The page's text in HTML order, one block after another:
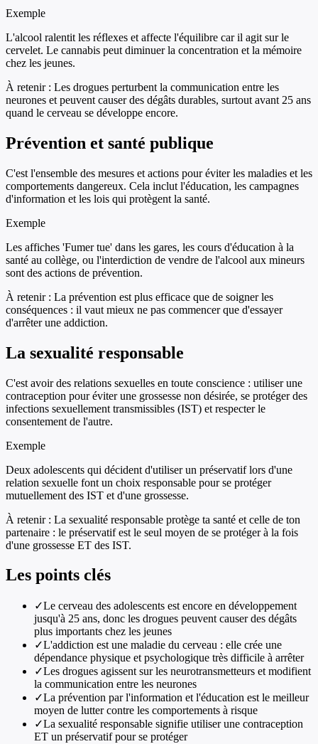
Exemple
L'alcool ralentit les réflexes et affecte l'équilibre car il agit sur le
cervelet. Le cannabis peut diminuer la concentration et la mémoire
chez les jeunes.
À retenir : Les drogues perturbent la communication entre les
neurones et peuvent causer des dégâts durables, surtout avant 25 ans
quand le cerveau se développe encore.
Prévention et santé publique
C'est l'ensemble des mesures et actions pour éviter les maladies et les
comportements dangereux. Cela inclut l'éducation, les campagnes
d'information et les lois qui protègent la santé.
Exemple
Les affiches 'Fumer tue' dans les gares, les cours d'éducation à la
santé au collège, ou l'interdiction de vendre de l'alcool aux mineurs
sont des actions de prévention.
À retenir : La prévention est plus efficace que de soigner les
conséquences : il vaut mieux ne pas commencer que d'essayer
d'arrêter une addiction.
La sexualité responsable
C'est avoir des relations sexuelles en toute conscience : utiliser une
contraception pour éviter une grossesse non désirée, se protéger des
infections sexuellement transmissibles (IST) et respecter le
consentement de l'autre.
Exemple
Deux adolescents qui décident d'utiliser un préservatif lors d'une
relation sexuelle font un choix responsable pour se protéger
mutuellement des IST et d'une grossesse.
À retenir : La sexualité responsable protège ta santé et celle de ton
partenaire : le préservatif est le seul moyen de se protéger à la fois
d'une grossesse ET des IST.
Les points clés
✓Le cerveau des adolescents est encore en développement
jusqu'à 25 ans, donc les drogues peuvent causer des dégâts
plus importants chez les jeunes
✓L'addiction est une maladie du cerveau : elle crée une
dépendance physique et psychologique très difficile à arrêter
✓Les drogues agissent sur les neurotransmetteurs et modifient
la communication entre les neurones
✓La prévention par l'information et l'éducation est le meilleur
moyen de lutter contre les comportements à risque
✓La sexualité responsable signifie utiliser une contraception
ET un préservatif pour se protéger